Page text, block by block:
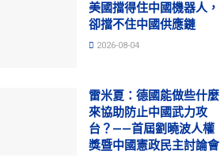
美國擋得住中國機器人，
卻擋不住中國供應鏈
2026-08-04
雷米夏：德國能做些什麼
來協助防止中國武力攻
台？——首屆劉曉波人權
獎暨中國憲政民主討論會